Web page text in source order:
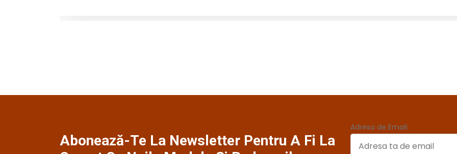
Abonează-Te La Newsletter Pentru A Fi La
Adresa de Email: